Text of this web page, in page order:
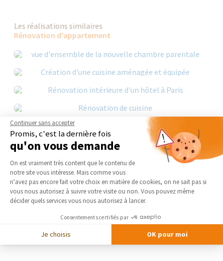
Les réalisations similaires
Rénovation d'appartement
Continuer sans accepter
Promis, c'est la dernière fois
qu'on vous demande
Plateforme de Gestion du
On est vraiment très content que le contenu de
notre site vous intéresse. Mais comme vous
n'avez pas encore fait votre choix en matière de cookies, on ne sait pas si
vous nous autorisez à suivre votre visite ou non. Vous pouvez même
décider quels services vous nous autorisez à lancer.
Consentements certifiés par
Je choisis OK pour moi
Axeptio consent